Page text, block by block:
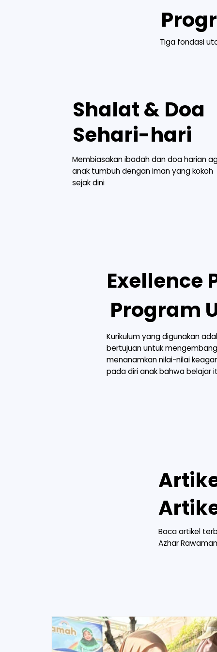
Tiga fondasi
Shalat & Doa
Sehari-hari
Membiasakan ibadah dan doa harian
anak tumbuh dengan iman yang kokoh
sejak dini
Exellence
Program
Kurikulum yang digunakan
bertujuan untuk
menanamkan nilai-nilai
pada diri anak bahwa belajar
Baca artikel
Azhar